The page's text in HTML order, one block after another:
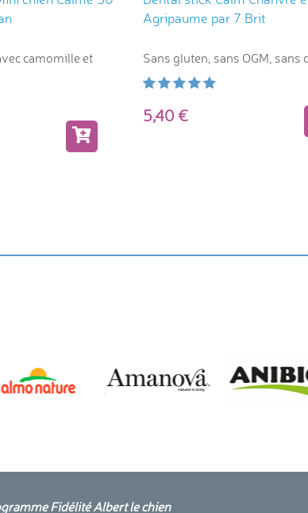
camomille et
Agripaume par 7 Brit
Sans gluten, sans OGM, sans
5,40
Fidélité Albert le chien